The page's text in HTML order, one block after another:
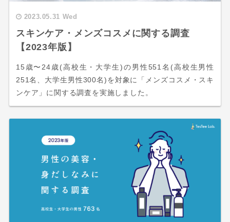
2023.05.31 Wed
スキンケア・メンズコスメに関する調査
【2023年版】
15歳〜24歳(高校生・大学生)の男性551名(高校生男性
251名、大学生男性300名)を対象に「メンズコスメ・スキ
ンケア」に関する調査を実施しました。